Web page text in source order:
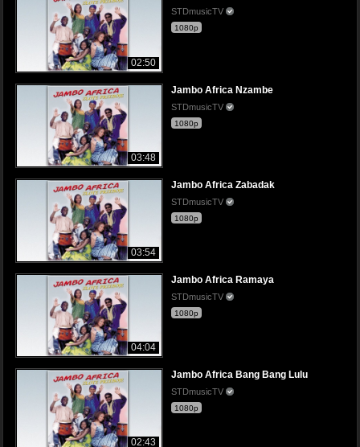
02:50
STDmusicTV
1080p
03:48
Jambo Africa Nzambe
STDmusicTV
1080p
03:54
Jambo Africa Zabadak
STDmusicTV
1080p
04:04
Jambo Africa Ramaya
STDmusicTV
1080p
02:43
Jambo Africa Bang Bang Lulu
STDmusicTV
1080p